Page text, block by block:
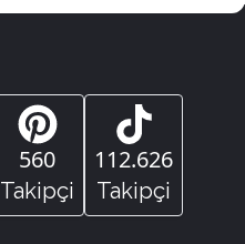
560
Takipçi
112.626
Takipçi